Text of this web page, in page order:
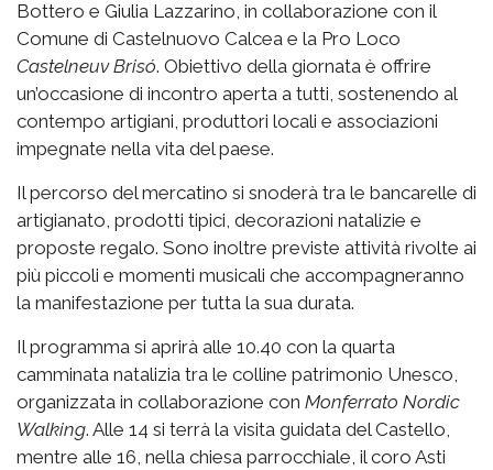
Bottero e Giulia Lazzarino, in collaborazione con il
Comune di Castelnuovo Calcea e la Pro Loco
Castelneuv Brisó. Obiettivo della giornata è offrire
un’occasione di incontro aperta a tutti, sostenendo al
contempo artigiani, produttori locali e associazioni
impegnate nella vita del paese.
Il percorso del mercatino si snoderà tra le bancarelle di
artigianato, prodotti tipici, decorazioni natalizie e
proposte regalo. Sono inoltre previste attività rivolte ai
più piccoli e momenti musicali che accompagneranno
la manifestazione per tutta la sua durata.
Il programma si aprirà alle 10.40 con la quarta
camminata natalizia tra le colline patrimonio Unesco,
organizzata in collaborazione con Monferrato Nordic
Walking. Alle 14 si terrà la visita guidata del Castello,
mentre alle 16, nella chiesa parrocchiale, il coro Asti